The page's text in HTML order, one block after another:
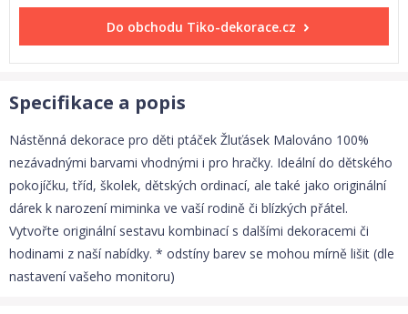
Do obchodu Tiko-dekorace.cz
Specifikace a popis
Nástěnná dekorace pro děti ptáček Žluťásek Malováno 100%
nezávadnými barvami vhodnými i pro hračky. Ideální do dětského
pokojíčku, tříd, školek, dětských ordinací, ale také jako originální
dárek k narození miminka ve vaší rodině či blízkých přátel.
Vytvořte originální sestavu kombinací s dalšími dekoracemi či
hodinami z naší nabídky. * odstíny barev se mohou mírně lišit (dle
nastavení vašeho monitoru)